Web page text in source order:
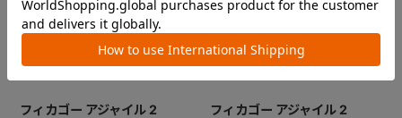
フィカゴー アジャイル 2
フィカゴー アジャイル 2